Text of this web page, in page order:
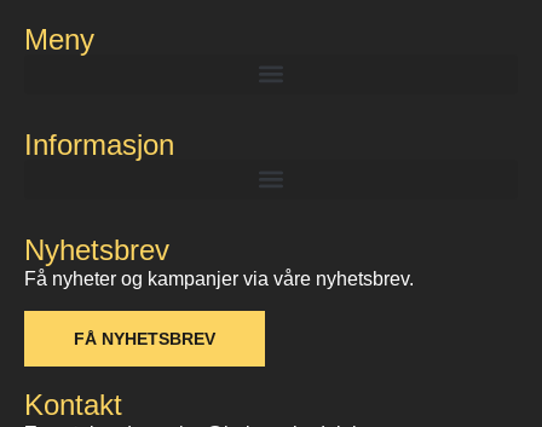
Meny
Informasjon
Nyhetsbrev
Få nyheter og kampanjer via våre nyhetsbrev.
FÅ NYHETSBREV
Kontakt